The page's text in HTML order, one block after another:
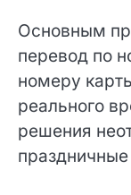
Основным
перевод по
номеру
реального
решения